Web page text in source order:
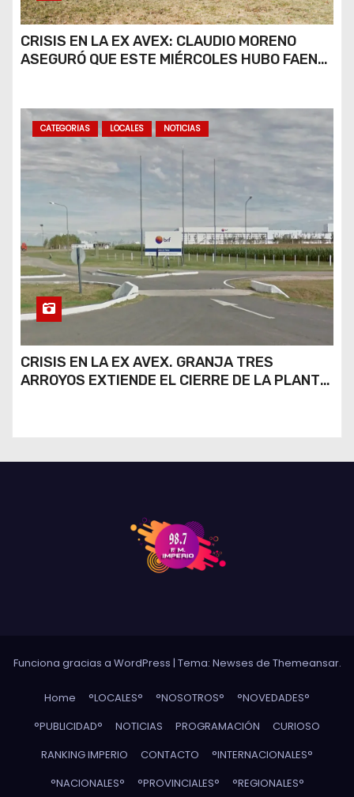
CRISIS EN LA EX AVEX: CLAUDIO MORENO
ASEGURÓ QUE ESTE MIÉRCOLES HUBO FAENA
CATEGORIAS LOCALES NOTICIAS
CRISIS EN LA EX AVEX. GRANJA TRES
ARROYOS EXTIENDE EL CIERRE DE LA PLANTA
Funciona gracias a WordPress | Tema: Newses de Themeansar.
Home °LOCALES° °NOSOTROS°
°NOVEDADES°
°PUBLICIDAD°
NOTICIAS PROGRAMACIÓN
CURIOSO
RANKING IMPERIO
CONTACTO
°INTERNACIONALES°
°NACIONALES°
°PROVINCIALES° °REGIONALES°